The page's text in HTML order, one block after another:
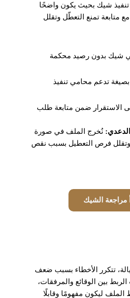
شيك بحيث يكون واضحًا
مع متابعة تمنع التعطّل وتقلل
شيك بدون رصيد محكمة
تدعم محامي تنفيذ
الاستقرار ضمن متابعة طلب
نُخرج الملف في صورة
وتقلل فرص التعطيل بسبب نقص
مراجعة الشيك
تتكرر الأخطاء بسبب ضعف
بين الوقائع والمرفقات،
ليكون مفهومًا وقابلًا